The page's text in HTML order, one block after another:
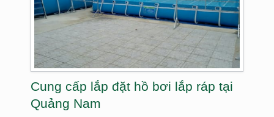
Cung cấp lắp đặt hồ bơi lắp ráp tại
Quảng Nam